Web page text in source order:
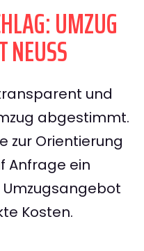
UMZUG
NEUSS
und
abgestimmt.
zur Orientierung
Anfrage ein
Kosten.